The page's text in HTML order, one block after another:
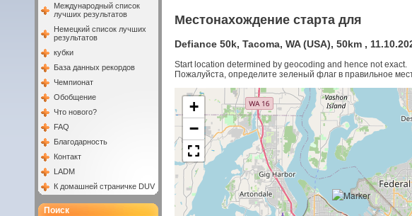
Международный список
лучших результатов
Немецкий список лучших
результатов
кубки
База данных рекордов
Чемпионат
Обобщение
Что нового?
FAQ
Благодарность
Контакт
LADM
К домашней страничке DUV
Поиск
Местонахождение старта для
Defiance 50k, Tacoma, WA (USA), 50km ,
Start location determined by geocoding and hence not exact.
Пожалуйста, определите зеленый флаг в правильное
+
−